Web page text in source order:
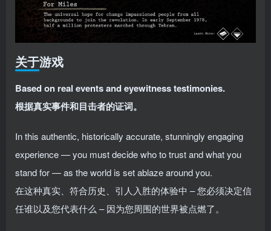
关于游戏
Based on real events and eyewitness testimonies.
根据真实事件和目击者的证词。
In this authentic, historically accurate, stunningly engaging
experience — you must decide who to trust and what you
stand for — as the world is set ablaze around you.
在这种真实、符合历史、引人入胜的体验中 – 您必须决定信
任谁以及您代表什么 – 因为您周围的世界被点燃了。